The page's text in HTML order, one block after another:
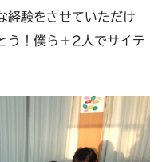
経験をさせていただけ
う！僕ら＋2人でサイテ